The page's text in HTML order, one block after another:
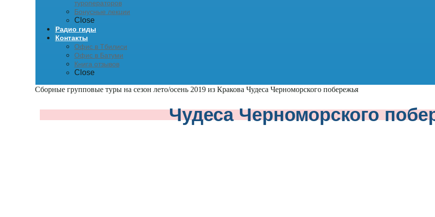
туроператоров
Бонусные лекции
Close
Радио гиды
Контакты
Офис в Тбилиси
Офис в Батуми
Книга отзывов
Close
Сборные групповые туры на сезон лето/осень 2019 из Кракова Чудеса Черноморского побережья
Чудеса Черноморского